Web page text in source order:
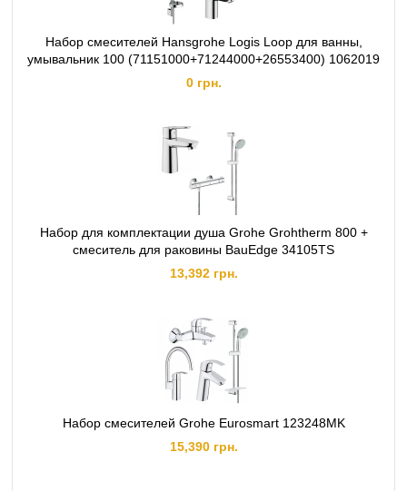
Набор смесителей Hansgrohe Logis Loop для ванны,
умывальник 100 (71151000+71244000+26553400) 1062019
0 грн.
Набор для комплектации душа Grohe Grohtherm 800 +
смеситель для раковины BauEdge 34105TS
13,392 грн.
Набор смесителей Grohe Eurosmart 123248MK
15,390 грн.